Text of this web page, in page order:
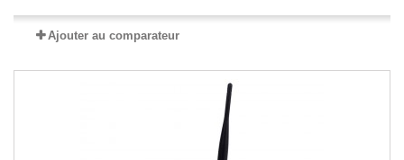
Ajouter au comparateur